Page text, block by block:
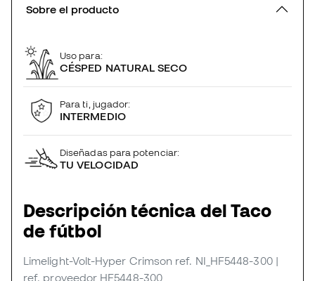
Sobre el producto
Uso para:
CÉSPED NATURAL SECO
Para ti, jugador:
INTERMEDIO
Diseñadas para potenciar:
TU VELOCIDAD
Descripción técnica del Taco
de fútbol
Limelight-Volt-Hyper Crimson ref. NI_HF5448-300 |
ref. proveedor HF5448-300